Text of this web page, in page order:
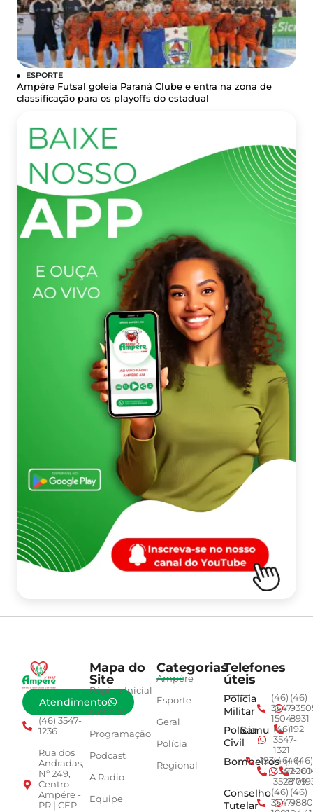
ESPORTE
Ampére Futsal goleia Paraná Clube e entra na zona de
classificação para os playoffs do estadual
Atendimento
(46) 3547-
1236
Rua dos
Andradas,
Nº 249,
Centro
Ampére -
PR | CEP
Mapa do
Site
Página Inicial
Notícias
Programação
Podcast
A Radio
Equipe
Categorias
Ampére
Esporte
Geral
Polícia
Regional
Telefones
úteis
Polícia
Militar
(46)
3547-
1504
(46)
8931
Polícia
Civil
Samu (46)
3547-
1321
192
Bombeiros
193(46)
3547-
3528
(46)
4779
(46)
Conselho
Tutelar
(46)
3547-
(46)